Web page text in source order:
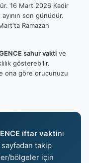
16 Mart 2026 Kadir
son günüdür.
Ramazan
sahur vakti ve
gösterebilir.
ona göre orucunuzu
iftar vaktini
takip
bölgeler için